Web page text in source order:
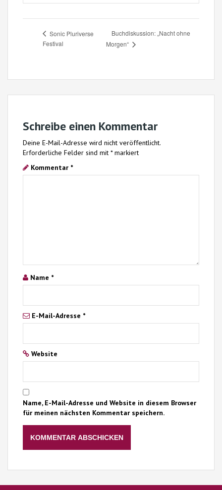
Sonic Pluriverse
Festival
Buchdiskussion: „Nacht ohne
Morgen“
Schreibe einen Kommentar
Deine E-Mail-Adresse wird nicht veröffentlicht.
Erforderliche Felder sind mit *markiert
Kommentar *
Name *
E-Mail-Adresse *
Website
Name, E-Mail-Adresse und Website in diesem Browser
für meinen nächsten Kommentar speichern.